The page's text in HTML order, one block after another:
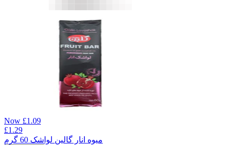
Now £1.09
£1.29
میوه انار گالین لواشک 60 گرم